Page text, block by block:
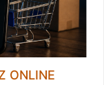
ONLINE